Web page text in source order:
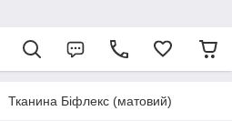
Тканина Біфлекс (матовий)